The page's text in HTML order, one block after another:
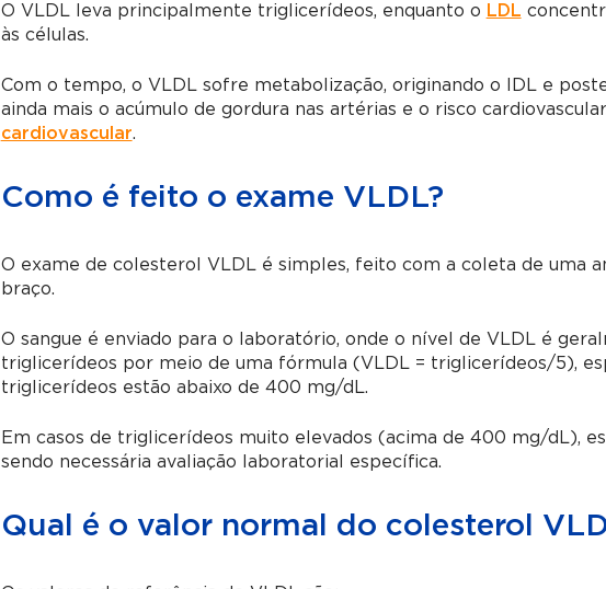
O VLDL leva principalmente triglicerídeos, enquanto o LDL
às células.
Com o tempo, o VLDL sofre metabolização, originando o IDL e
ainda mais o acúmulo de gordura nas artérias e o risco
cardiovascular.
Como é feito o exame VLDL?
O exame de colesterol VLDL é simples, feito com a coleta de uma
braço.
O sangue é enviado para o laboratório, onde o nível de VLDL é
triglicerídeos por meio de uma fórmula (VLDL = triglicerídeos/5),
triglicerídeos estão abaixo de 400 mg/dL.
Em casos de triglicerídeos muito elevados (acima de 400 mg/dL),
sendo necessária avaliação laboratorial específica.
Qual é o valor normal do colesterol